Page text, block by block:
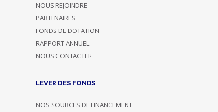
NOUS REJOINDRE
PARTENAIRES
FONDS DE DOTATION
RAPPORT ANNUEL
NOUS CONTACTER
LEVER DES FONDS
NOS SOURCES DE FINANCEMENT